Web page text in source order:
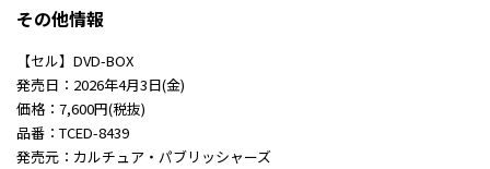
その他情報
【セル】DVD-BOX
発売日：2026年4月3日(金)
価格：7,600円(税抜)
品番：TCED-8439
発売元：カルチュア・パブリッシャーズ